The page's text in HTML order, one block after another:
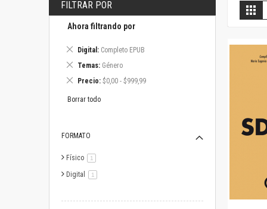
FILTRAR POR
Ahora filtrando por
Digital Completo EPUB
Eliminar
artículo
Temas Género
Eliminar
artículo
Precio $0,00 - $999,99
Eliminar
artículo
Borrar todo
FORMATO
Físico 1
Digital 1